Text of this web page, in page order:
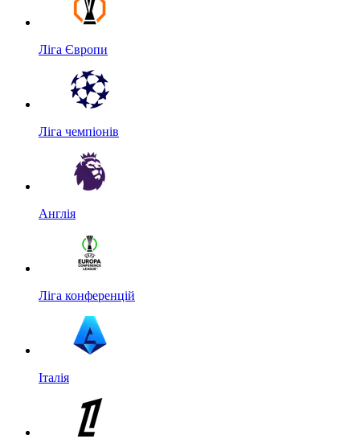
Ліга Європи
Ліга чемпіонів
Англія
Ліга конференцій
Італія